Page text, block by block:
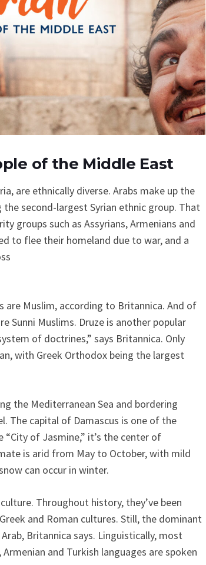
of the Middle East
are ethnically diverse. Arabs make up the
second-largest Syrian ethnic group. That
groups such as Assyrians, Armenians and
to flee their homeland due to war, and a
are Muslim, according to Britannica. And of
Sunni Muslims. Druze is another popular
of doctrines,” says Britannica. Only
with Greek Orthodox being the largest
the Mediterranean Sea and bordering
The capital of Damascus is one of the
of Jasmine,” it’s the center of
is arid from May to October, with mild
can occur in winter.
Throughout history, they’ve been
and Roman cultures. Still, the dominant
Britannica says. Linguistically, most
and Turkish languages are spoken